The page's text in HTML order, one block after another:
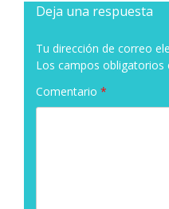
Deja una respuesta
Tu dirección de correo
Los campos obligatorios
Comentario *